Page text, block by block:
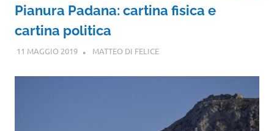
Pianura Padana: cartina fisica e
cartina politica
11 MAGGIO 2019 MATTEO DI FELICE